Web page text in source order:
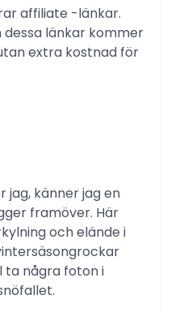
affiliate -länkar.
länkar kommer
extra kostnad för
jag, känner jag en
framöver. Här
och elände i
ta några foton i